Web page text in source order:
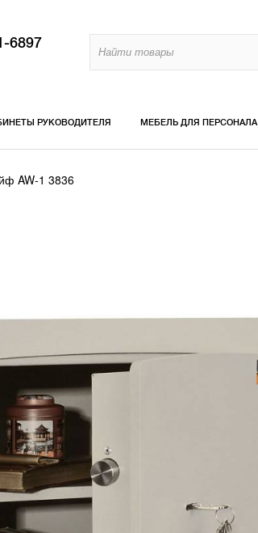
6897
РУКОВОДИТЕЛЯ МЕБЕЛЬ ДЛЯ ПЕРСОНАЛА
AW-1 3836